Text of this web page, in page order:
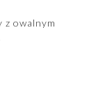
z owalnym